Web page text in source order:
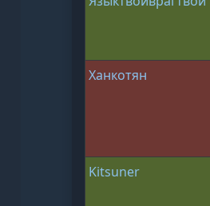
Ханкотян
Kitsuner